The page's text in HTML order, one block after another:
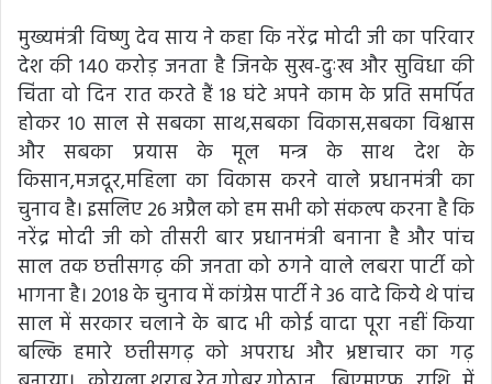
मुख्यमंत्री विष्णु देव साय ने कहा कि नरेंद्र मोदी जी का परिवार
देश की 140 करोड़ जनता है जिनके सुख-दुःख और सुविधा की
चिंता वो दिन रात करते हैं 18 घंटे अपने काम के प्रति समर्पित
होकर 10 साल से सबका साथ,सबका विकास,सबका विश्वास
और सबका प्रयास के मूल मन्त्र के साथ देश के
किसान,मजदूर,महिला का विकास करने वाले प्रधानमंत्री का
चुनाव है। इसलिए 26 अप्रैल को हम सभी को संकल्प करना है कि
नरेंद्र मोदी जी को तीसरी बार प्रधानमंत्री बनाना है और पांच
साल तक छत्तीसगढ़ की जनता को ठगने वाले लबरा पार्टी को
भागना है। 2018 के चुनाव में कांग्रेस पार्टी ने 36 वादे किये थे पांच
साल में सरकार चलाने के बाद भी कोई वादा पूरा नहीं किया
बल्कि हमारे छत्तीसगढ़ को अपराध और भ्रष्टाचार का गढ़